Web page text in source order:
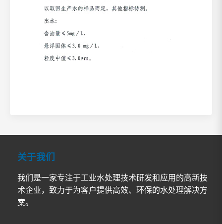
关于我们
我们是一家专注于工业水处理技术研发和应用的高新技
术企业，致力于为客户提供高效、环保的水处理解决方
案。